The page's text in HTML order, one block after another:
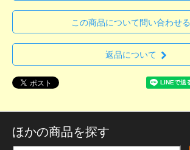
この商品について問い合わせる
返品について
ほかの商品を探す